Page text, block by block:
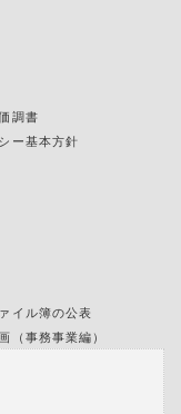
調書
ー基本方針
イル簿の公表
（事務事業編）